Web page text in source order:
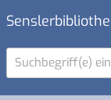
Suchbegriff(e)